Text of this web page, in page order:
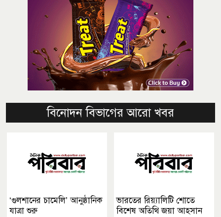
বিনোদন বিভাগের আরো খবর
‘গুলশানের চামেলি’ আনুষ্ঠানিক
যাত্রা শুরু
ভারতের রিয়্যালিটি শোতে
বিশেষ অতিথি জয়া আহসান